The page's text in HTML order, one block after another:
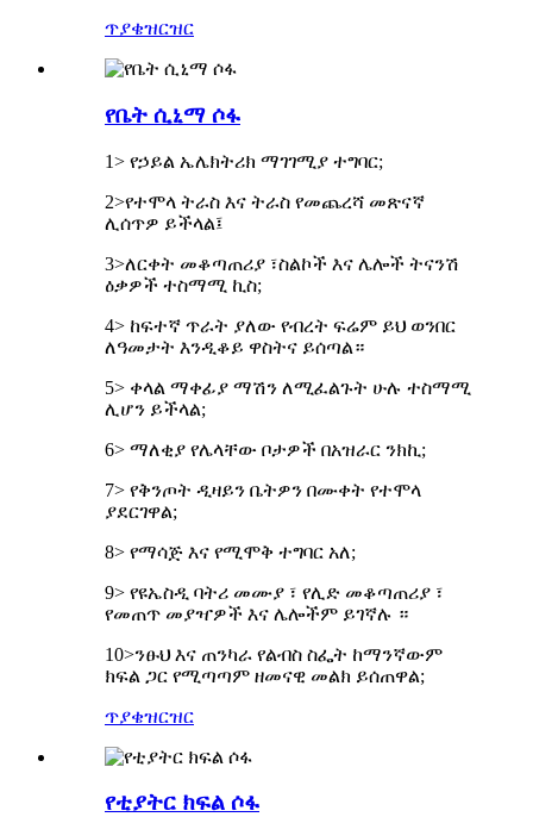
ጥያቄዝርዝር
የቤት ሲኒማ ሶፋ
1> የኃይል ኤሌክትሪክ ማገገሚያ ተግባር;
2>የተሞላ ትራስ እና ትራስ የመጨረሻ መጽናኛ
ሊሰጥዎ ይችላል፤
3>ለርቀት መቆጣጠሪያ ፣ስልኮች እና ሌሎች ትናንሽ
ዕቃዎች ተስማሚ ኪስ;
4> ከፍተኛ ጥራት ያለው የብረት ፍሬም ይህ ወንበር
ለዓመታት እንዲቆይ ዋስትና ይሰጣል።
5> ቀላል ማቀፊያ ማሽን ለሚፈልጉት ሁሉ ተስማሚ
ሊሆን ይችላል;
6> ማለቂያ የሌላቸው ቦታዎች በአዝራር ንክኪ;
7> የቅንጦት ዲዛይን ቤትዎን በሙቀት የተሞላ
ያደርገዋል;
8> የማሳጅ እና የሚሞቅ ተግባር አለ;
9> የዩኤስዲ ባትሪ መሙያ ፣ የሊድ መቆጣጠሪያ ፣
የመጠጥ መያዣዎች እና ሌሎችም ይገኛሉ ።
10>ንፁህ እና ጠንካራ የልብስ ስፌት ከማንኛውም
ክፍል ጋር የሚጣጣም ዘመናዊ መልክ ይሰጠዋል;
ጥያቄዝርዝር
የቲያትር ክፍል ሶፋ